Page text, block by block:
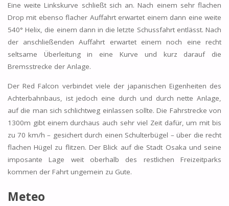
Eine weite Linkskurve schließt sich an. Nach einem sehr flachen
Drop mit ebenso flacher Auffahrt erwartet einem dann eine weite
540° Helix, die einem dann in die letzte Schussfahrt entlässt. Nach
der anschließenden Auffahrt erwartet einem noch eine recht
seltsame Überleitung in eine Kurve und kurz darauf die
Bremsstrecke der Anlage.
Der Red Falcon verbindet viele der japanischen Eigenheiten des
Achterbahnbaus, ist jedoch eine durch und durch nette Anlage,
auf die man sich schlichtweg einlassen sollte. Die Fahrstrecke von
1300m gibt einem durchaus auch sehr viel Zeit dafür, um mit bis
zu 70 km/h – gesichert durch einen Schulterbügel – über die recht
flachen Hügel zu flitzen. Der Blick auf die Stadt Osaka und seine
imposante Lage weit oberhalb des restlichen Freizeitparks
kommen der Fahrt ungemein zu Gute.
Meteo